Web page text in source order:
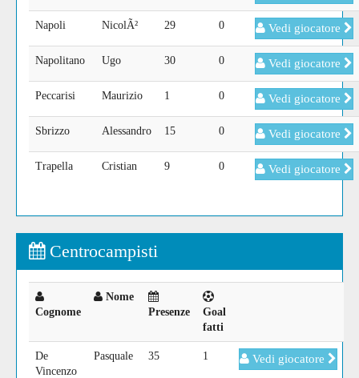
Napoli NicolÃ² 29 0 Vedi giocatore
Napolitano Ugo 30 0 Vedi giocatore
Peccarisi Maurizio 1 0 Vedi giocatore
Sbrizzo Alessandro 15 0 Vedi giocatore
Trapella Cristian 9 0 Vedi giocatore
Centrocampisti
Cognome
Nome
Presenze
Goal
fatti
De
Vincenzo
Pasquale 35 1 Vedi giocatore